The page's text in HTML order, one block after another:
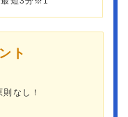
ト
なし！